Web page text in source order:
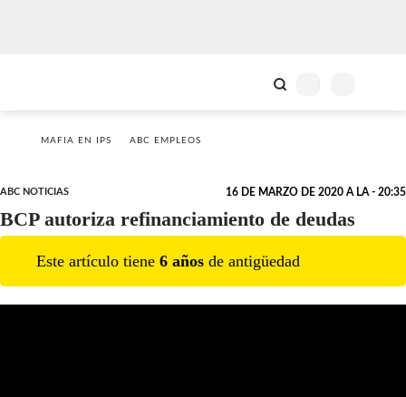
MAFIA EN IPS ABC EMPLEOS
ABC NOTICIAS 16 DE MARZO DE 2020 A LA - 20:35
BCP autoriza refinanciamiento de deudas
Este artículo tiene 6 años de antigüedad